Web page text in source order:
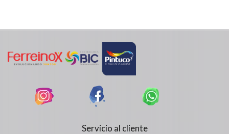
Servicio al cliente